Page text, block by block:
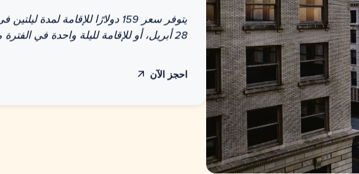
28 أبريل، أو للإقامة لليلة واحدة في الفترة من 26 إلى 27 أبريل
احجز الآن